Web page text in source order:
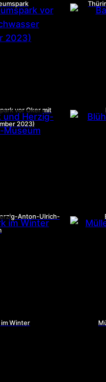
vor Oker mit
2023)
Anton-Ulrich-
Winter